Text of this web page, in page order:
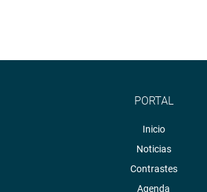
PORTAL
Inicio
Noticias
Contrastes
Agenda